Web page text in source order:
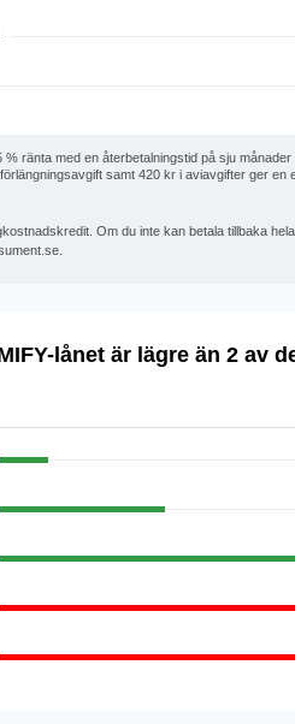
% ränta med en återbetalningstid på sju
samt 420 kr i aviavgifter ger
Om du inte kan betala tillbaka
lånet är lägre än 2 av